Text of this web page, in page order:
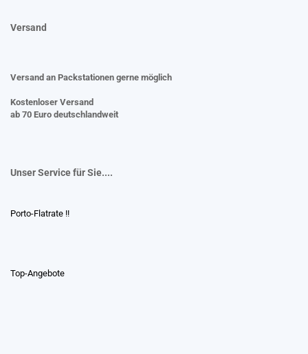
Versand
Versand an Packstationen gerne möglich
Kostenloser Versand
ab 70 Euro deutschlandweit
Unser Service für Sie....
Porto-Flatrate !!
Top-Angebote